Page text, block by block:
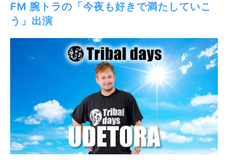
FM 腕トラの「今夜も好きで満たしていこ
う」出演